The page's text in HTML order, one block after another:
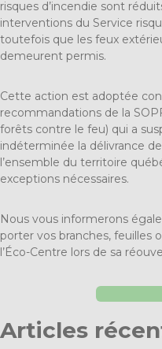
risques d’incendie sont
interventions du Service
toutefois que les feux
demeurent permis.
Cette action est adoptée
recommandations de la
forêts contre le feu) qui a
indéterminée la délivrance
l’ensemble du territoire
exceptions nécessaires.
Nous vous informerons
porter vos branches, feuilles
l’Éco-Centre lors de sa
Articles